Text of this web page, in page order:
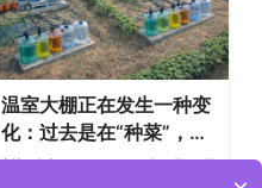
温室大棚正在发生一种变
化：过去是在“种菜”，现
在更像在“管理一个微型
新闻动态 2026年5月14日